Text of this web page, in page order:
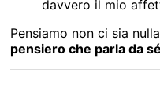
davvero il mio
Pensiamo non ci sia
pensiero che parla da